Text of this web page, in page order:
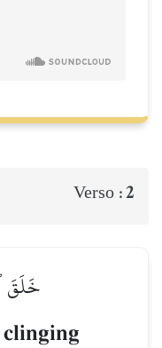
Verso :2
خَلَقَ